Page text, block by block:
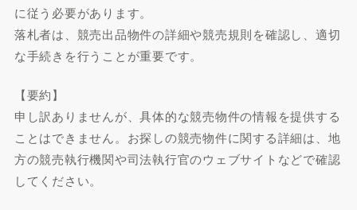
に従う必要があります。
落札者は、競売出品物件の詳細や競売規則を確認し、適切
な手続きを行うことが重要です。
【要約】
申し訳ありませんが、具体的な競売物件の情報を提供する
ことはできません。お探しの競売物件に関する詳細は、地
方の競売執行機関や司法執行官のウェブサイトなどで確認
してください。